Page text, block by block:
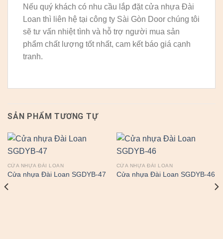
Nếu quý khách có nhu cầu lắp đặt cửa nhựa Đài
Loan thì liên hệ tại công ty Sài Gòn Door chúng tôi
sẽ tư vấn nhiệt tình và hỗ trợ người mua sản
phẩm chất lượng tốt nhất, cam kết báo giá cạnh
tranh.
SẢN PHẨM TƯƠNG TỰ
CỬA NHỰA ĐÀI LOAN
Cửa nhựa Đài Loan SGDYB-47
CỬA NHỰA ĐÀI LOAN
Cửa nhựa Đài Loan SGDYB-46